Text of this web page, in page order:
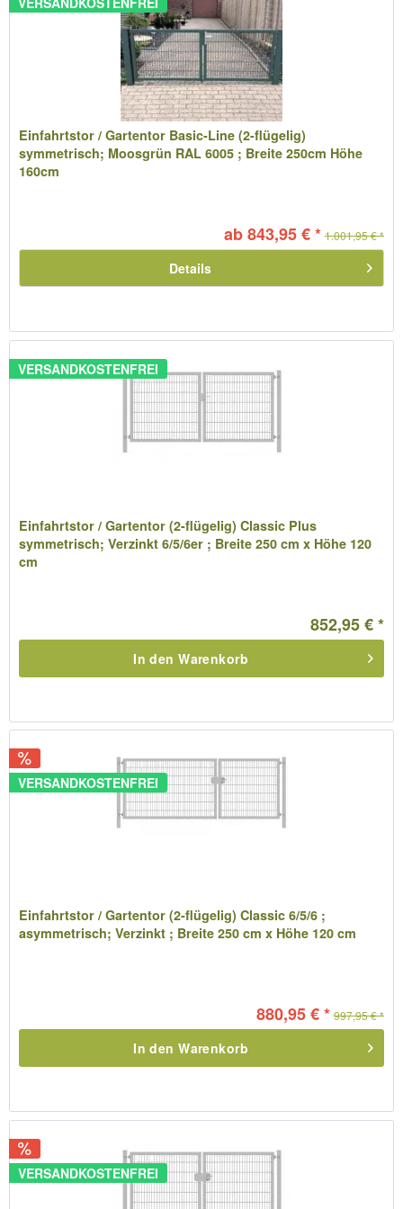
Einfahrtstor / Gartentor Basic-Line (2-flügelig)
symmetrisch; Moosgrün RAL 6005 ; Breite 250cm Höhe
160cm
ab 843,95 € * 1.001,95 € *
Details
VERSANDKOSTENFREI
Einfahrtstor / Gartentor (2-flügelig) Classic Plus
symmetrisch; Verzinkt 6/5/6er ; Breite 250 cm x Höhe 120
cm
852,95 € *
In den Warenkorb
VERSANDKOSTENFREI
Einfahrtstor / Gartentor (2-flügelig) Classic 6/5/6 ;
asymmetrisch; Verzinkt ; Breite 250 cm x Höhe 120 cm
880,95 € * 997,95 € *
In den Warenkorb
VERSANDKOSTENFREI